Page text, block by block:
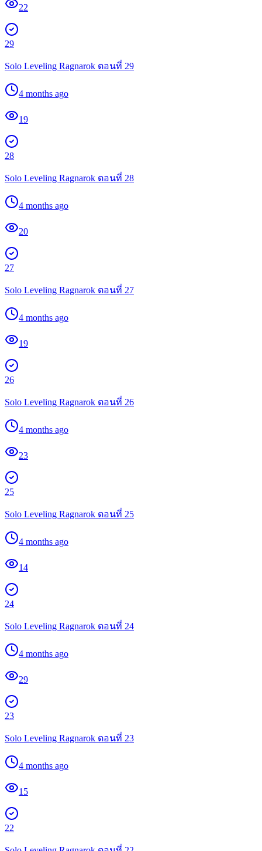
22
29
Solo Leveling Ragnarok ตอนที่ 29
4 months ago
19
28
Solo Leveling Ragnarok ตอนที่ 28
4 months ago
20
27
Solo Leveling Ragnarok ตอนที่ 27
4 months ago
19
26
Solo Leveling Ragnarok ตอนที่ 26
4 months ago
23
25
Solo Leveling Ragnarok ตอนที่ 25
4 months ago
14
24
Solo Leveling Ragnarok ตอนที่ 24
4 months ago
29
23
Solo Leveling Ragnarok ตอนที่ 23
4 months ago
15
22